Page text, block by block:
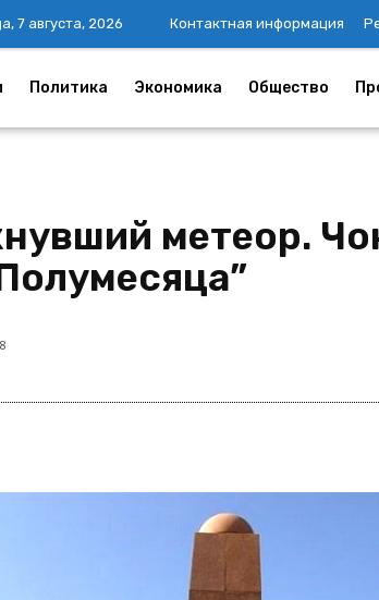
7 августа, 2026 Контактная информация
Политика Экономика Общество
метеор.